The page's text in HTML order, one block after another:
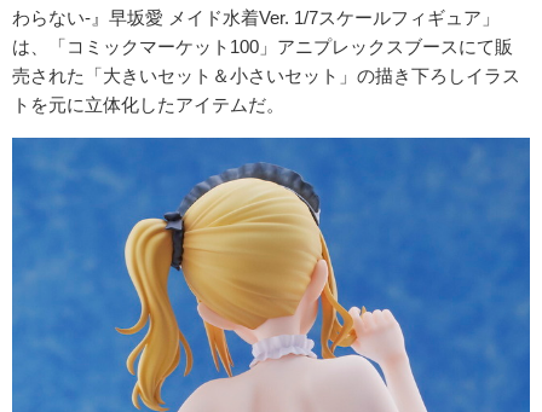
わらない-』早坂愛 メイド水着Ver. 1/7スケールフィギュア」
は、「コミックマーケット100」アニプレックスブースにて販
売された「大きいセット＆小さいセット」の描き下ろしイラス
トを元に立体化したアイテムだ。